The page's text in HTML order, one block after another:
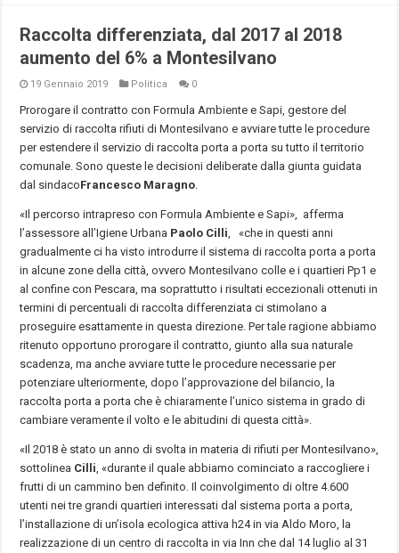
Raccolta differenziata, dal 2017 al 2018
aumento del 6% a Montesilvano
19 Gennaio 2019 Politica 0
Prorogare il contratto con Formula Ambiente e Sapi, gestore del
servizio di raccolta rifiuti di Montesilvano e avviare tutte le procedure
per estendere il servizio di raccolta porta a porta su tutto il territorio
comunale. Sono queste le decisioni deliberate dalla giunta guidata
dal sindacoFrancesco Maragno
«Il percorso intrapreso con Formula Ambiente e Sapi», afferma
l’assessore all’Igiene Urbana Paolo Cilli , «che in questi anni
gradualmente ci ha visto introdurre il sistema di raccolta porta a porta
in alcune zone della città, ovvero Montesilvano colle e i quartieri Pp1 e
al confine con Pescara, ma soprattutto i risultati eccezionali ottenuti in
termini di percentuali di raccolta differenziata ci stimolano a
proseguire esattamente in questa direzione. Per tale ragione abbiamo
ritenuto opportuno prorogare il contratto, giunto alla sua naturale
scadenza, ma anche avviare tutte le procedure necessarie per
potenziare ulteriormente, dopo l’approvazione del bilancio, la
raccolta porta a porta che è chiaramente l’unico sistema in grado di
cambiare veramente il volto e le abitudini di questa città».
«Il 2018 è stato un anno di svolta in materia di rifiuti per Montesilvano»,
sottolinea Cilli , «durante il quale abbiamo cominciato a raccogliere i
frutti di un cammino ben definito. Il coinvolgimento di oltre 4.600
utenti nei tre grandi quartieri interessati dal sistema porta a porta,
l’installazione di un’isola ecologica attiva h24 in via Aldo Moro, la
realizzazione di un centro di raccolta in via Inn che dal 14 luglio al 31